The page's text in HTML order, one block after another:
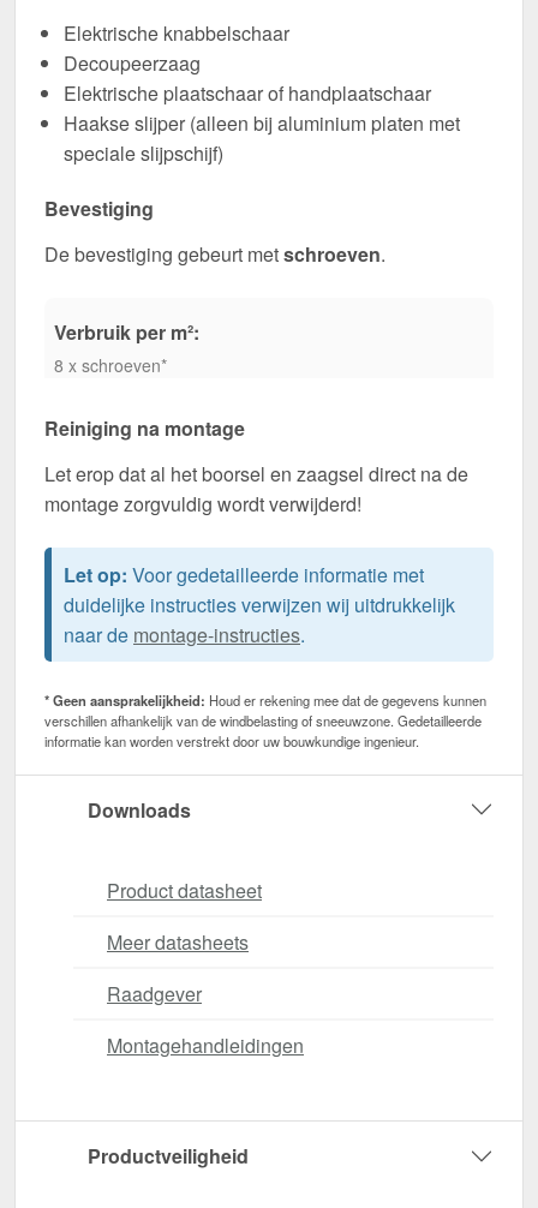
Elektrische knabbelschaar
Decoupeerzaag
Elektrische plaatschaar of handplaatschaar
Haakse slijper (alleen bij aluminium platen met
speciale slijpschijf)
Bevestiging
De bevestiging gebeurt metschroeven.
Verbruik per m²:
8 x schroeven*
Reiniging na montage
Let erop dat al het boorsel en zaagsel direct na de
montage zorgvuldig wordt verwijderd!
Let op: Voor gedetailleerde informatie met
duidelijke instructies verwijzen wij uitdrukkelijk
naar de montage-instructies.
* Geen aansprakelijkheid: Houd er rekening mee dat de gegevens kunnen
verschillen afhankelijk van de windbelasting of sneeuwzone. Gedetailleerde
informatie kan worden verstrekt door uw bouwkundige ingenieur.
Downloads
Product datasheet
Meer datasheets
Raadgever
Montagehandleidingen
Productveiligheid